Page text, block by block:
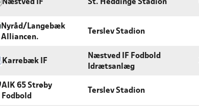
Næstved IF St. Heddinge Stadion
Nyråd/Langebæk
Alliancen.
Terslev Stadion
Karrebæk IF
Næstved IF Fodbold
Idrætsanlæg
AIK 65 Strøby
Fodbold
Terslev Stadion